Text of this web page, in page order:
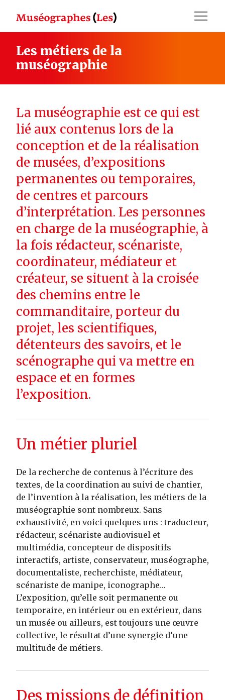
content
Les métiers de la
muséographie
La muséographie est ce qui est
lié aux contenus lors de la
conception et de la réalisation
de musées, d’expositions
permanentes ou temporaires,
de centres et parcours
d’interprétation. Les personnes
en charge de la muséographie, à
la fois rédacteur, scénariste,
coordinateur, médiateur et
créateur, se situent à la croisée
des chemins entre le
commanditaire, porteur du
projet, les scientifiques,
détenteurs des savoirs, et le
scénographe qui va mettre en
espace et en formes
l’exposition.
Un métier pluriel
De la recherche de contenus à l’écriture des
textes, de la coordination au suivi de chantier,
de l’invention à la réalisation, les métiers de la
muséographie sont nombreux. Sans
exhaustivité, en voici quelques uns : traducteur,
rédacteur, scénariste audiovisuel et
multimédia, concepteur de dispositifs
interactifs, artiste, conservateur, muséographe,
documentaliste, recherchiste, médiateur,
scénariste de manipe, iconographe…
L’exposition, qu’elle soit permanente ou
temporaire, en intérieur ou en extérieur, dans
un musée ou ailleurs, est toujours une œuvre
collective, le résultat d’une synergie d’une
multitude de métiers.
Des missions de définition